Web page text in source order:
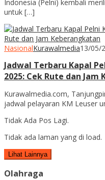
Indonesia (Pelni) kembali
untuk […]
NasionalKurawalmedia13/05/
Jadwal Terbaru Kapal
2025: Cek Rute dan
Kurawalmedia.com,
jadwal pelayaran KM Leuser
Tidak Ada Pos Lagi.
Tidak ada laman yang di load.
Lihat Lainnya
Olahraga